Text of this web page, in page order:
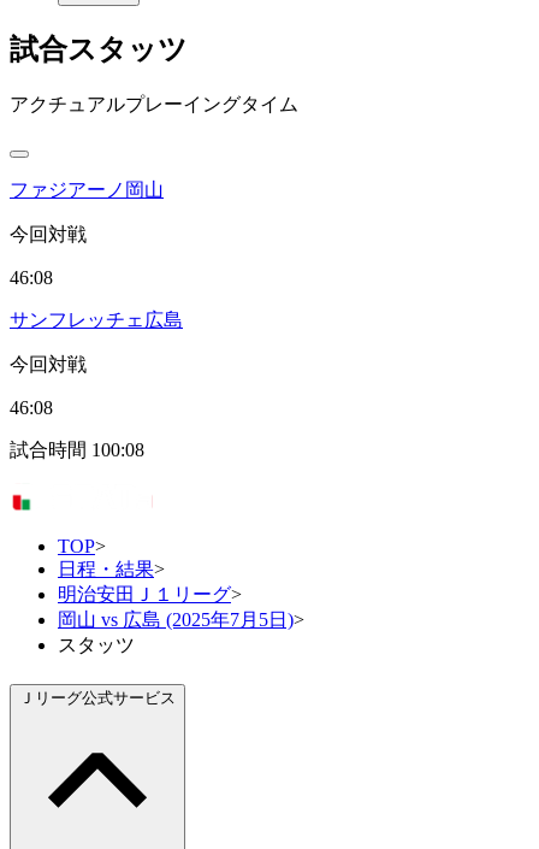
試合スタッツ
アクチュアルプレーイングタイム
ファジアーノ岡山
今回対戦
46:08
サンフレッチェ広島
今回対戦
46:08
試合時間 100:08
TOP>
日程・結果>
明治安田Ｊ１リーグ>
岡山 vs 広島 (2025年7月5日)>
スタッツ
Ｊリーグ公式サービス